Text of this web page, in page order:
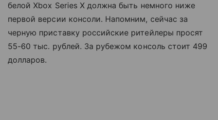
белой Xbox Series X должна быть немного ниже
первой версии консоли. Напомним, сейчас за
черную приставку российские ритейлеры просят
55-60 тыс. рублей. За рубежом консоль стоит 499
долларов.